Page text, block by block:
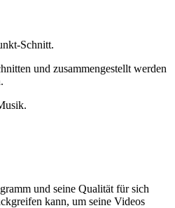
Schnitt.
und zusammengestellt werden
und seine Qualität für sich
kann, um seine Videos